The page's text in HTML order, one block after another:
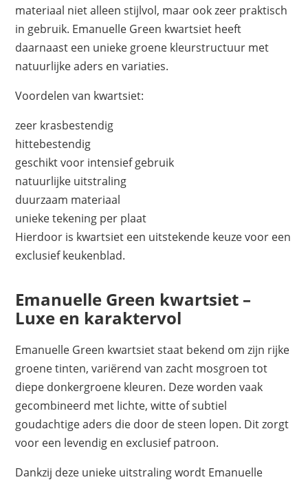
materiaal niet alleen stijlvol, maar ook zeer praktisch
in gebruik. Emanuelle Green kwartsiet heeft
daarnaast een unieke groene kleurstructuur met
natuurlijke aders en variaties.
Voordelen van kwartsiet:
zeer krasbestendig
hittebestendig
geschikt voor intensief gebruik
natuurlijke uitstraling
duurzaam materiaal
unieke tekening per plaat
Hierdoor is kwartsiet een uitstekende keuze voor een
exclusief keukenblad.
Emanuelle Green kwartsiet –
Luxe en karaktervol
Emanuelle Green kwartsiet staat bekend om zijn rijke
groene tinten, variërend van zacht mosgroen tot
diepe donkergroene kleuren. Deze worden vaak
gecombineerd met lichte, witte of subtiel
goudachtige aders die door de steen lopen. Dit zorgt
voor een levendig en exclusief patroon.
Dankzij deze unieke uitstraling wordt Emanuelle